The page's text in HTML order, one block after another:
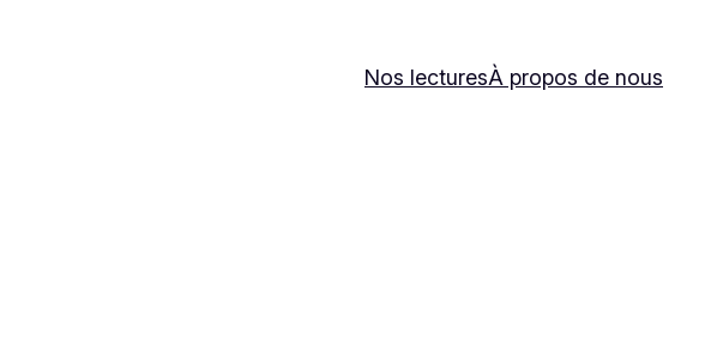
Nos lecturesÀ propos de nous